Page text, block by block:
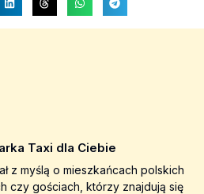
Taxi dla Ciebie
z myślą o mieszkańcach polskich
czy gościach, którzy znajdują się